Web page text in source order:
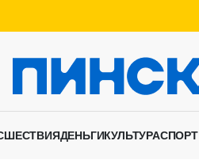
ДЕНЬГИКУЛЬТУРАСПОРТ